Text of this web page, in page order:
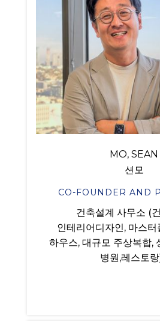
MO, SEAN
션모
CO-FOUNDER AND
건축설계 사무소 (
인테리어디자인, 마스터
하우스, 대규모 주상복합,
병원,레스토랑